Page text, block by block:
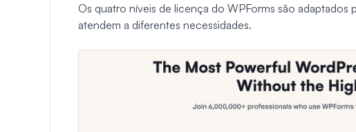
Os quatro níveis de licença do WPForms são adaptados
atendem a diferentes necessidades.